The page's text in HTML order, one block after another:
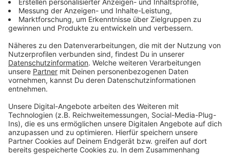
Weitere Meldungen aus Leverkusen
Anzeige
Ein Jahr warten: Zu wenig Therapieplätze in
Leverkusen
nicht
Saisonende bei Bayer 04 Leverkusen